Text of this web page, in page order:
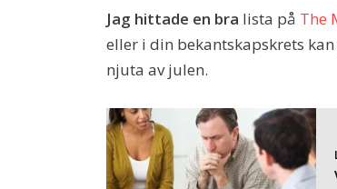
Jag hittade en bra lista på The
eller i din bekantskapskrets
njuta av julen.